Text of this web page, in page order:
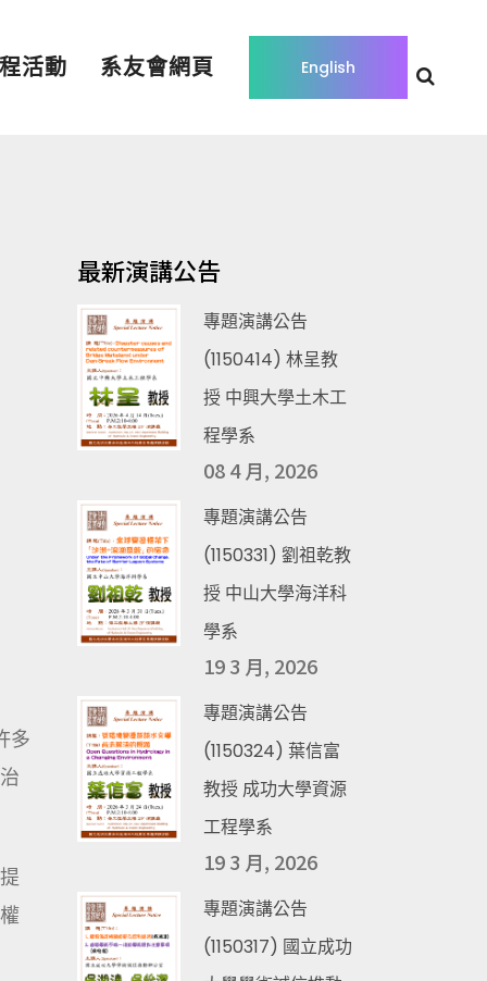
English
活動 系友會網頁
多
最新演講公告
專題演講公告
(1150414) 林呈教
授 中興大學土木工
程學系
08 4 月, 2026
專題演講公告
(1150331) 劉祖乾教
授 中山大學海洋科
學系
19 3 月, 2026
專題演講公告
(1150324) 葉信富
教授 成功大學資源
工程學系
19 3 月, 2026
專題演講公告
(1150317) 國立成功